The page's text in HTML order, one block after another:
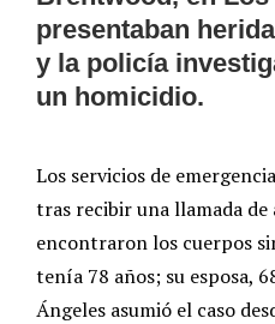
presentaban
y la policía
un homicidio.
Los servicios de
tras recibir una llamada
encontraron los cuerpos
tenía 78 años; su esposa,
Ángeles asumió el caso